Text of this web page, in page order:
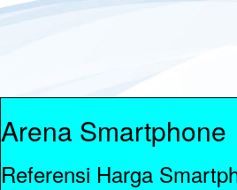
Arena Smartphone
Referensi Harga